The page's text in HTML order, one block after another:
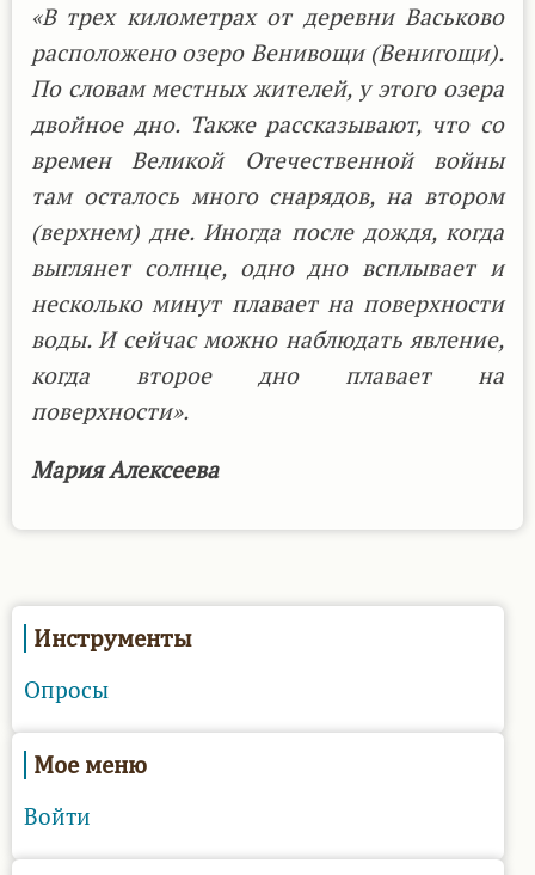
«В трех километрах от деревни Васьково
расположено озеро Венивощи (Венигощи).
По словам местных жителей, у этого озера
двойное дно. Также рассказывают, что со
времен Великой Отечественной войны
там осталось много снарядов, на втором
(верхнем) дне. Иногда после дождя, когда
выглянет солнце, одно дно всплывает и
несколько минут плавает на поверхности
воды. И сейчас можно наблюдать явление,
когда второе дно плавает на
поверхности».
Мария Алексеева
Инструменты
Опросы
Мое меню
Войти